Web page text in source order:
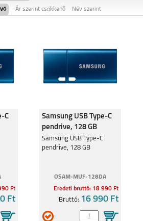
Ár szerint csökkenő Név szerint
C
Ft
Ft
Samsung USB Type-C
pendrive, 128 GB
Samsung USB Type-C
pendrive, 128 GB
OSAM-MUF-128DA
Eredeti bruttó: 18 990 Ft
Bruttó: 16 990 Ft